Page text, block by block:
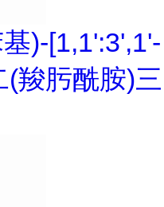
)-[1,1':3',1'-
(羧肟酰胺)三